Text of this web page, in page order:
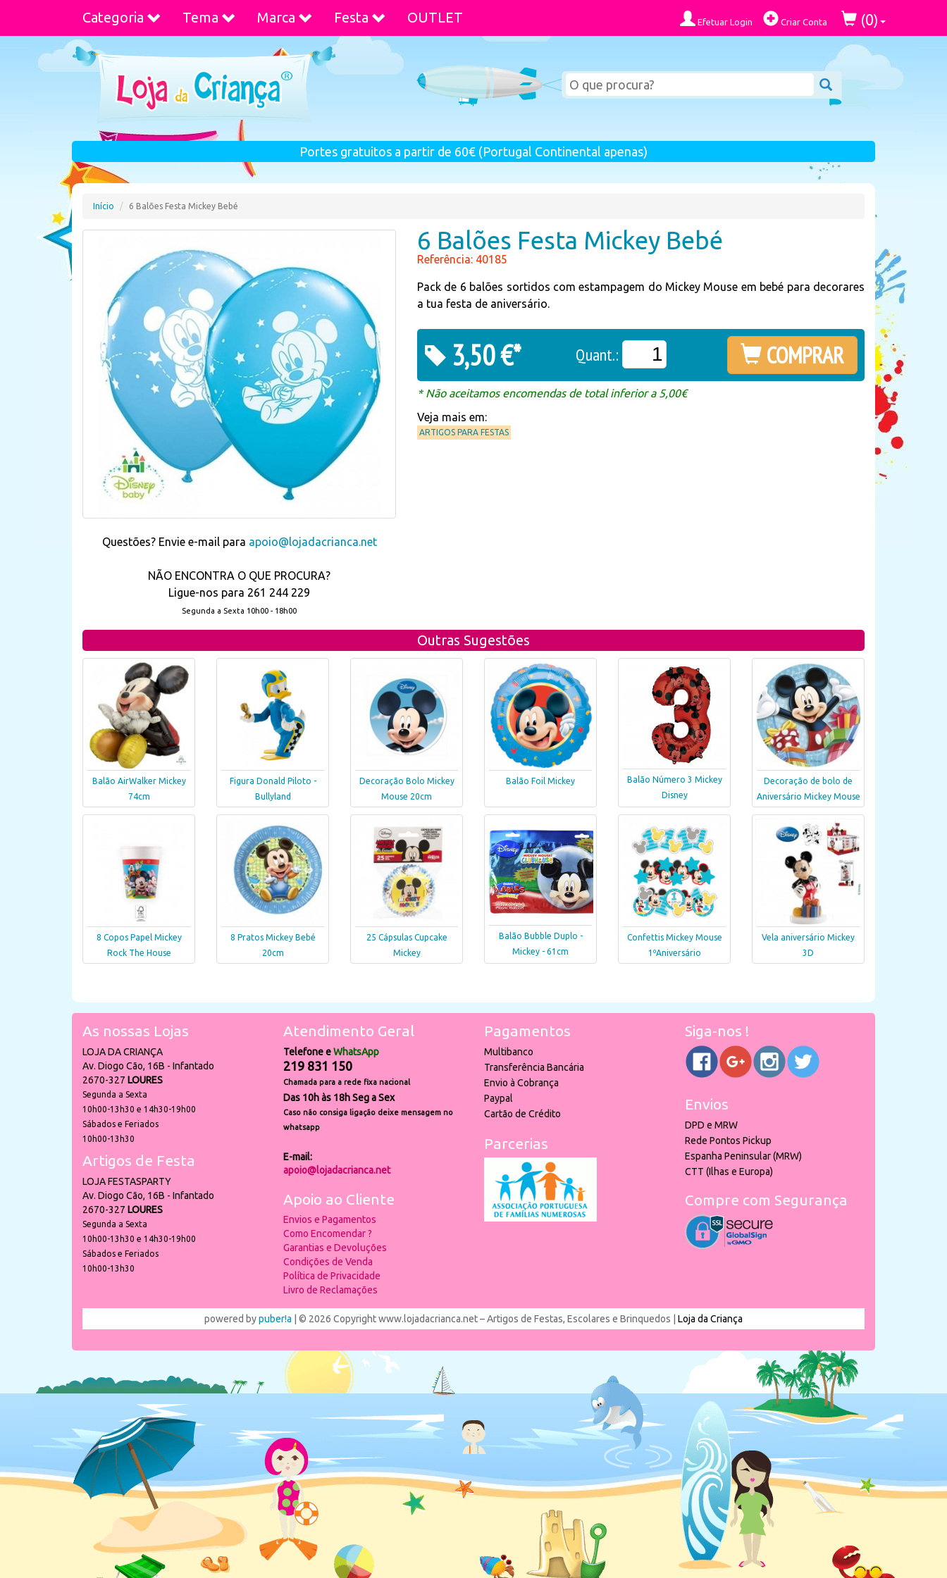
Categoria Tema Marca Festa OUTLET Efetuar Login Criar Conta (0)
Portes gratuitos a partir de 60€ (Portugal Continental apenas)
Início 6 Balões Festa Mickey Bebé
Questões? Envie e-mail para apoio@lojadacrianca.net
NÃO ENCONTRA O QUE PROCURA?
Ligue-nos para 261 244 229
Segunda a Sexta 10h00 - 18h00
6 Balões Festa Mickey Bebé
Referência: 40185
Pack de 6 balões sortidos com estampagem do Mickey Mouse em bebé para decorares
a tua festa de aniversário.
3,50 €* Quant.: COMPRAR
* Não aceitamos encomendas de total inferior a 5,00€
Veja mais em:
ARTIGOS PARA FESTAS
Outras Sugestões
Balão AirWalker Mickey
74cm
Figura Donald Piloto -
Bullyland
Decoração Bolo Mickey
Mouse 20cm
Balão Foil Mickey
Balão Número 3 Mickey
Disney
Decoração de bolo de
Aniversário Mickey Mouse
8 Copos Papel Mickey
Rock The House
8 Pratos Mickey Bebé
20cm
25 Cápsulas Cupcake
Mickey
Balão Bubble Duplo -
Mickey - 61cm
Confettis Mickey Mouse
1ºAniversário
Vela aniversário Mickey
3D
As nossas Lojas
LOJA DA CRIANÇA
Av. Diogo Cão, 16B - Infantado
2670-327 LOURES
Segunda a Sexta
10h00-13h30 e 14h30-19h00
Sábados e Feriados
10h00-13h30
Artigos de Festa
LOJA FESTASPARTY
Av. Diogo Cão, 16B - Infantado
2670-327 LOURES
Segunda a Sexta
10h00-13h30 e 14h30-19h00
Sábados e Feriados
10h00-13h30
Atendimento Geral
Telefone eWhatsApp
219 831 150
Chamada para a rede fixa nacional
Das 10h às 18h Seg a Sex
Caso não consiga ligação deixe mensagem no
whatsapp
E-mail:
apoio@lojadacrianca.net
Apoio ao Cliente
Envios e Pagamentos
Como Encomendar ?
Garantias e Devoluções
Condições de Venda
Política de Privacidade
Livro de Reclamações
Pagamentos
Multibanco
Transferência Bancária
Envio à Cobrança
Paypal
Cartão de Crédito
Parcerias
Siga-nos !
Envios
DPD e MRW
Rede Pontos Pickup
Espanha Peninsular (MRW)
CTT (Ilhas e Europa)
Compre com Segurança
powered bypuber!a | © 2026 Copyright www.lojadacrianca.net – Artigos de Festas, Escolares e Brinquedos | Loja da Criança